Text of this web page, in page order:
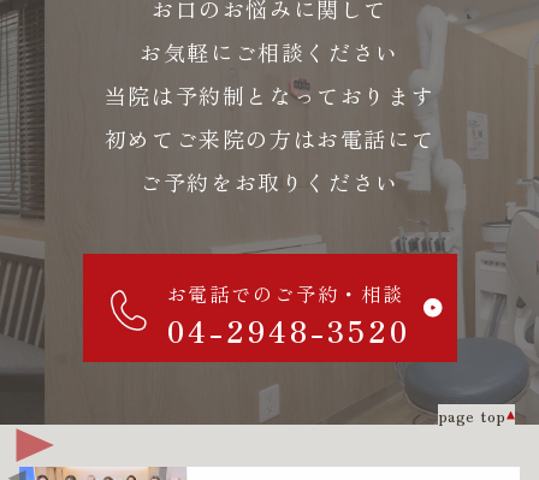
お口のお悩みに関して
お気軽にご相談ください
当院は予約制となっております
初めてご来院の方はお電話にて
ご予約をお取りください
お電話でのご予約・相談
04-2948-3520
page top